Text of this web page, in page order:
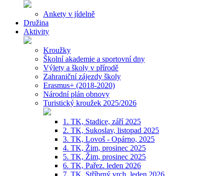
Ankety v jídelně
Družina
Aktivity
Kroužky
Školní akademie a sportovní dny
Výlety a školy v přírodě
Zahraniční zájezdy školy
Erasmus+ (2018-2020)
Národní plán obnovy
Turistický kroužek 2025/2026
1. TK, Stadice, září 2025
2. TK, Sukoslav, listopad 2025
3. TK, Lovoš - Opárno, 2025
4. TK, Žim, prosinec 2025
5. TK, Žim, prosinec 2025
6. TK, Pařez. leden 2026
7. TK, Stříbrný vrch, leden 2026